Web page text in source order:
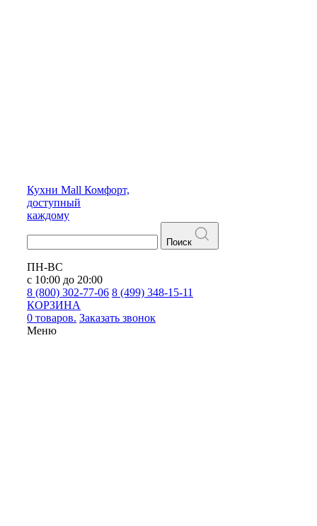
Кухни Mall Комфорт,
доступный
каждому
Поиск
ПН-ВС
с 10:00 до 20:00
8 (800) 302-77-06 8 (499) 348-15-11
КОРЗИНА
0 товаров. Заказать звонок
Меню